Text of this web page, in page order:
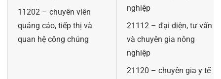
11202 – chuyên viên
quảng cáo, tiếp thị và
quan hệ công chúng
nghiệp
21112 – đại diện, tư vấn
và chuyên gia nông
nghiệp
21120 – chuyên gia y tế